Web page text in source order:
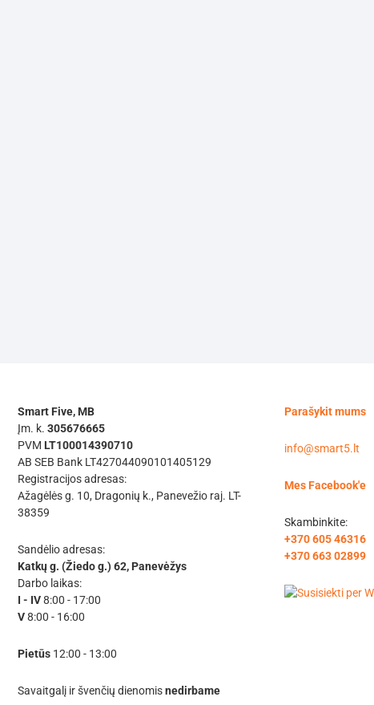
Smart Five, MB
Įm. k. 305676665
PVM LT100014390710
AB SEB Bank LT427044090101405129
Registracijos adresas:
Ažagėlės g. 10, Dragonių k., Panevežio raj. LT-
38359
Sandėlio adresas:
Katkų g. (Žiedo g.) 62, Panevėžys
Darbo laikas:
I - IV8:00 - 17:00
V8:00 - 16:00
Pietūs 12:00 - 13:00
Savaitgalį ir švenčių dienomisnedirbame
Parašykit mums
info@smart5.lt
Mes Facebook'e
Skambinkite:
+370 605 46316
+370 663 02899